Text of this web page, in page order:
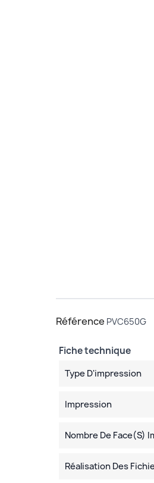
Référence PVC650G
Fiche technique
Type D'impression
Impression
Nombre De Face(s)
Réalisation Des